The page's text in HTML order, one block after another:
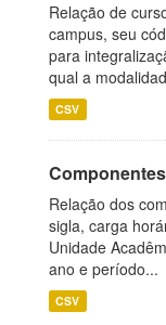
Relação de
campus, seu
para
qual a
CSV
Relação dos
sigla, carga
Unidade
ano e período...
CSV